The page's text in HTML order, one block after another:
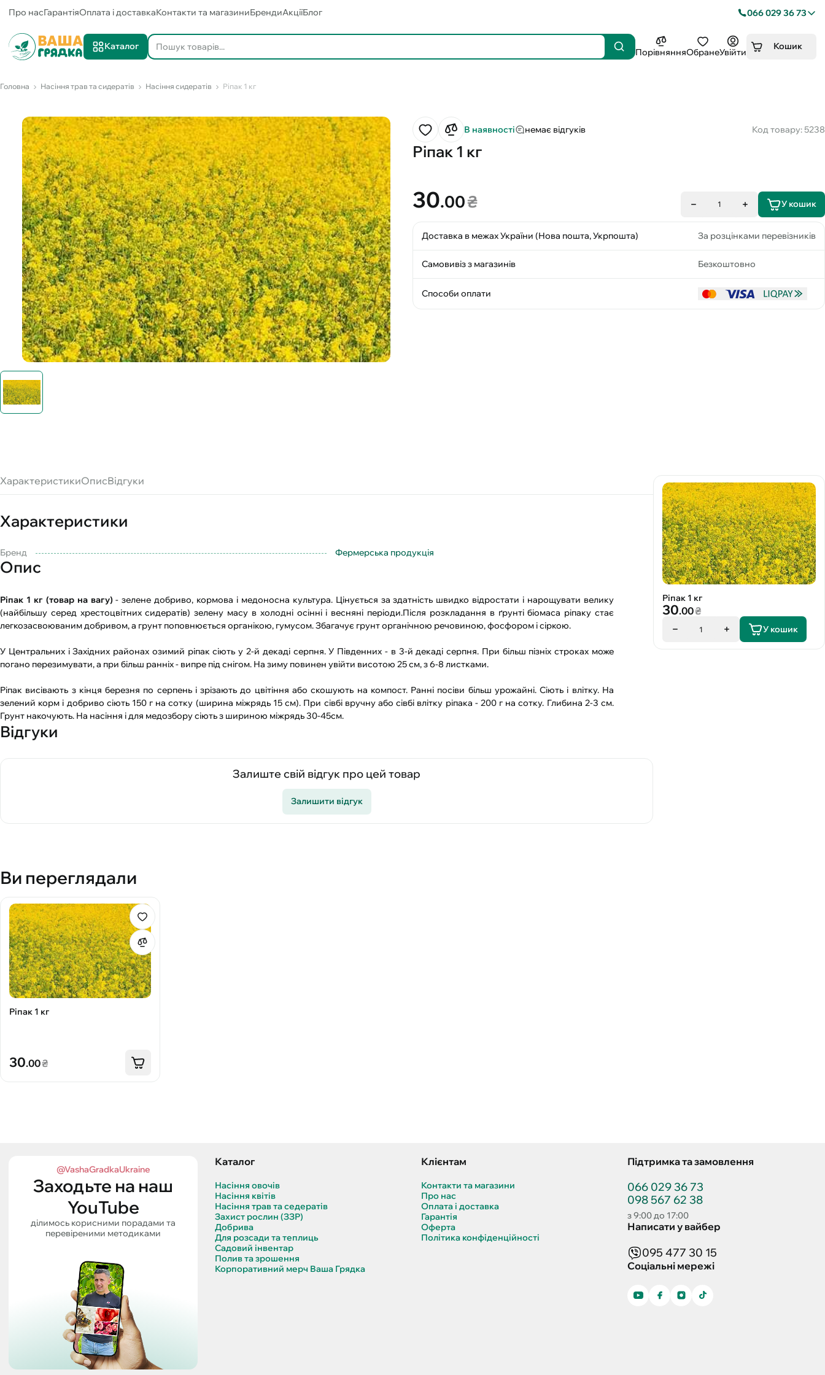
Про насГарантіяОплата і доставкаКонтакти та магазиниБрендиАкціїБлог 066 029 36 73
Каталог
ПорівнянняОбранеУвійти
Кошик
Головна Насіння трав та сидератів Насіння сидератів Ріпак 1 кг
В наявності немає відгуків Код товару: 5238
Ріпак 1 кг
30.00₴ 1 У кошик
Доставка в межах України (Нова пошта, Укрпошта) За розцінками перевізників
Самовивіз з магазинів Безкоштовно
Способи оплати
ХарактеристикиОписВідгуки
Характеристики
Бренд Фермерська продукція
Опис
Ріпак 1 кг (товар на вагу)- зелене добриво, кормова і медоносна культура. Цінується за здатність швидко відростати і нарощувати велику
(найбільшу серед хрестоцвітних сидератів) зелену масу в холодні осінні і весняні періоди.Після розкладання в ґрунті біомаса ріпаку стає
легкозасвоюваним добривом, а грунт поповнюється органікою, гумусом. Збагачує грунт органічною речовиною, фосфором і сіркою.
У Центральних і Західних районах озимий ріпак сіють у 2-й декаді серпня. У Південних - в 3-й декаді серпня. При більш пізніх строках може
погано перезимувати, а при більш ранніх - випре під снігом. На зиму повинен увійти висотою 25 см, з 6-8 листками.
Ріпак висівають з кінця березня по серпень і зрізають до цвітіння або скошують на компост. Ранні посіви більш урожайні. Сіють і влітку. На
зелений корм і добриво сіють 150 г на сотку (ширина міжрядь 15 см). При сівбі вручну або сівбі влітку ріпака - 200 г на сотку. Глибина 2-3 см.
Грунт накочують. На насіння і для медозбору сіють з шириною міжрядь 30-45см.
Відгуки
Залиште свій відгук про цей товар
Залишити відгук
Ріпак 1 кг
30.00₴
1 У кошик
Ви переглядали
Ріпак 1 кг
30.00₴
@VashaGradkaUkraine
Заходьте на наш
YouTube
ділимось корисними порадами та
перевіреними методиками
Каталог
Насіння овочів
Насіння квітів
Насіння трав та седератів
Захист рослин (ЗЗР)
Добрива
Для розсади та теплиць
Садовий інвентар
Полив та зрошення
Корпоративний мерч Ваша Грядка
Клієнтам
Контакти та магазини
Про нас
Оплата і доставка
Гарантія
Оферта
Політика конфіденційності
Підтримка та замовлення
066 029 36 73
098 567 62 38
з 9:00 до 17:00
Написати у вайбер
095 477 30 15
Соціальні мережі